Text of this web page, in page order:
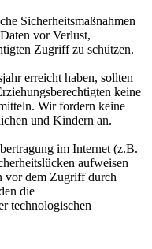
Sicherheitsmaßnahmen
vor Verlust,
Zugriff zu schützen.
erreicht haben, sollten
keine
Wir fordern keine
und Kindern an.
im Internet (z.B.
aufweisen
vor dem Zugriff durch
die
technologischen